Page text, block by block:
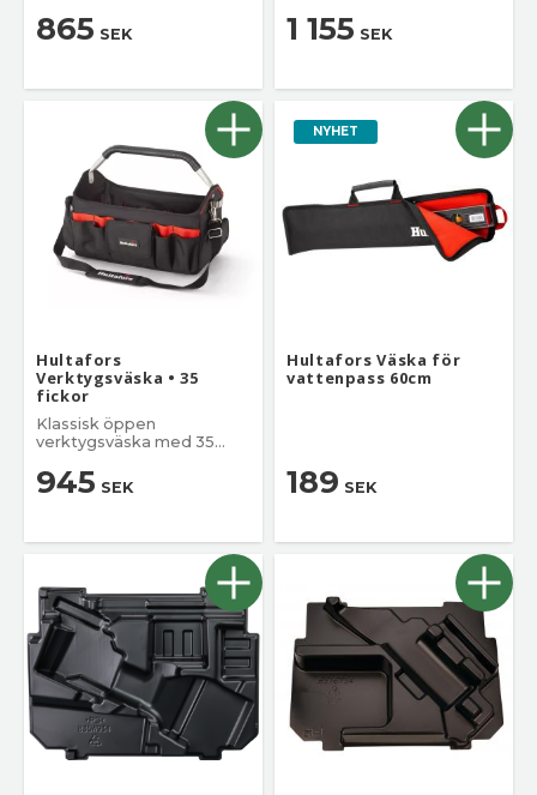
865 SEK 1 155 SEK
Hultafors
Verktygsväska • 35
fickor
Klassisk öppen
verktygsväska med 35
945 SEK
Hultafors Väska för
vattenpass 60cm
189 SEK
NYHET